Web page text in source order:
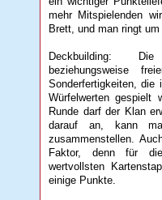
mehr Mitspielenden
Brett, und man ringt
Deckbuilding:
beziehungsweise
Sonderfertigkeiten, die
Würfelwerten gespielt
Runde darf der Klan
darauf an, kann
zusammenstellen.
Faktor, denn für
wertvollsten
einige Punkte.